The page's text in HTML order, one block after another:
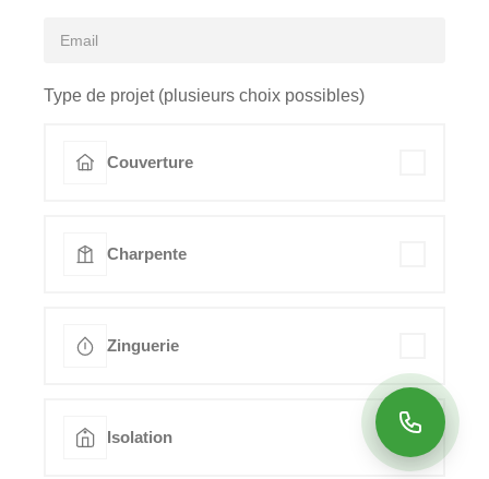
Type de projet (plusieurs choix possibles)
Couverture
Charpente
Zinguerie
Isolation